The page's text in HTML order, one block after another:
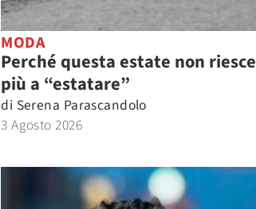
MODA
Perché questa estate non riesce
più a “estatare”
di Serena Parascandolo
3 Agosto 2026